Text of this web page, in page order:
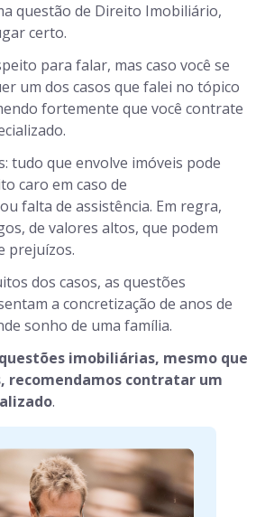
questão de Direito Imobiliário,
certo.
para falar, mas caso você se
um dos casos que falei no tópico
fortemente que você contrate
tudo que envolve imóveis pode
caro em caso de
falta de assistência. Em regra,
de valores altos, que podem
prejuízos.
dos casos, as questões
a concretização de anos de
sonho de uma família.
imobiliárias, mesmo que
recomendamos contratar um
.